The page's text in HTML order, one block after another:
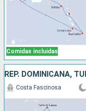
Comidas incluidas
Costa Fascinosa